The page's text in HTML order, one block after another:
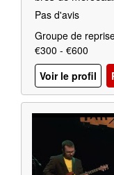
z, soul…
Pas d'avis
Groupe de
€300 - €600
Voir le profil